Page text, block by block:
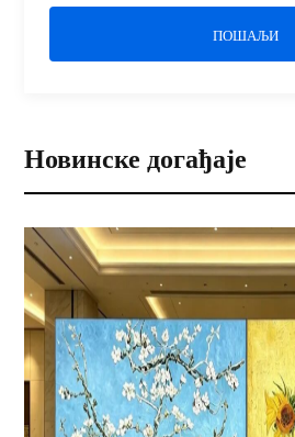
ПОШАЉИ
Новинске догађаје